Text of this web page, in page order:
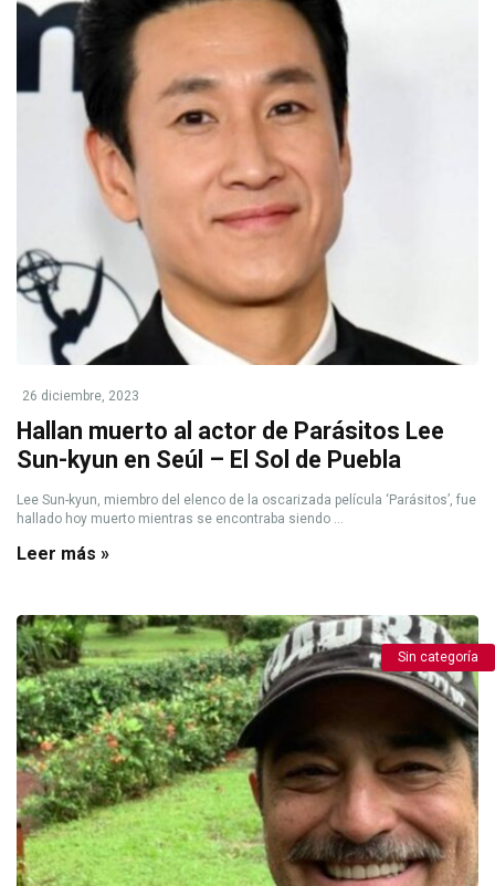
26 diciembre, 2023
Hallan muerto al actor de Parásitos Lee
Sun-kyun en Seúl – El Sol de Puebla
Lee Sun-kyun, miembro del elenco de la oscarizada película ‘Parásitos’, fue
hallado hoy muerto mientras se encontraba siendo ...
Leer más »
Sin categoría